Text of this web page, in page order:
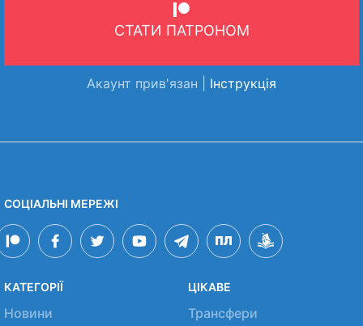
СТАТИ ПАТРОНОМ
Акаунт прив'язан | Інструкція
СОЦІАЛЬНІ МЕРЕЖІ
КАТЕГОРІЇ
Новини
ЦІКАВЕ
Трансфери